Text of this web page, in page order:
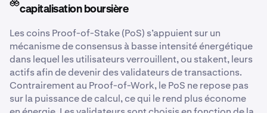
capitalisation boursière
Les coins Proof-of-Stake (PoS) s’appuient sur un
mécanisme de consensus à basse intensité énergétique
dans lequel les utilisateurs verrouillent, ou stakent, leurs
actifs afin de devenir des validateurs de transactions.
Contrairement au Proof-of-Work, le PoS ne repose pas
sur la puissance de calcul, ce qui le rend plus économe